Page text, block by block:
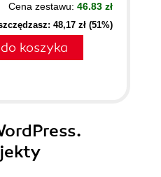
Cena zestawu: 46.83 zł
48,17 zł (51%)
koszyka